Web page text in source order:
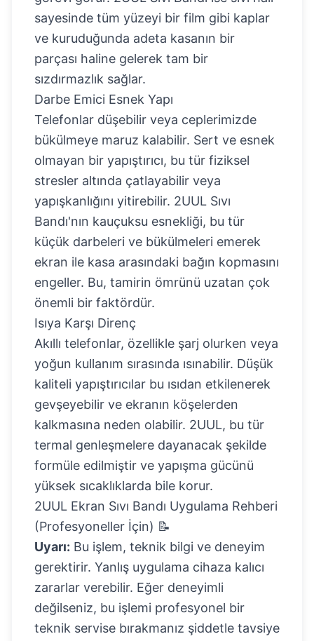
sayesinde tüm yüzeyi bir film gibi kaplar
ve kuruduğunda adeta kasanın bir
parçası haline gelerek tam bir
sızdırmazlık sağlar.
Darbe Emici Esnek Yapı
Telefonlar düşebilir veya ceplerimizde
bükülmeye maruz kalabilir. Sert ve esnek
olmayan bir yapıştırıcı, bu tür fiziksel
stresler altında çatlayabilir veya
yapışkanlığını yitirebilir. 2UUL Sıvı
Bandı'nın kauçuksu esnekliği, bu tür
küçük darbeleri ve bükülmeleri emerek
ekran ile kasa arasındaki bağın kopmasını
engeller. Bu, tamirin ömrünü uzatan çok
önemli bir faktördür.
Isıya Karşı Direnç
Akıllı telefonlar, özellikle şarj olurken veya
yoğun kullanım sırasında ısınabilir. Düşük
kaliteli yapıştırıcılar bu ısıdan etkilenerek
gevşeyebilir ve ekranın köşelerden
kalkmasına neden olabilir. 2UUL, bu tür
termal genleşmelere dayanacak şekilde
formüle edilmiştir ve yapışma gücünü
yüksek sıcaklıklarda bile korur.
2UUL Ekran Sıvı Bandı Uygulama Rehberi
(Profesyoneller İçin) 📝
Uyarı: Bu işlem, teknik bilgi ve deneyim
gerektirir. Yanlış uygulama cihaza kalıcı
zararlar verebilir. Eğer deneyimli
değilseniz, bu işlemi profesyonel bir
teknik servise bırakmanız şiddetle tavsiye